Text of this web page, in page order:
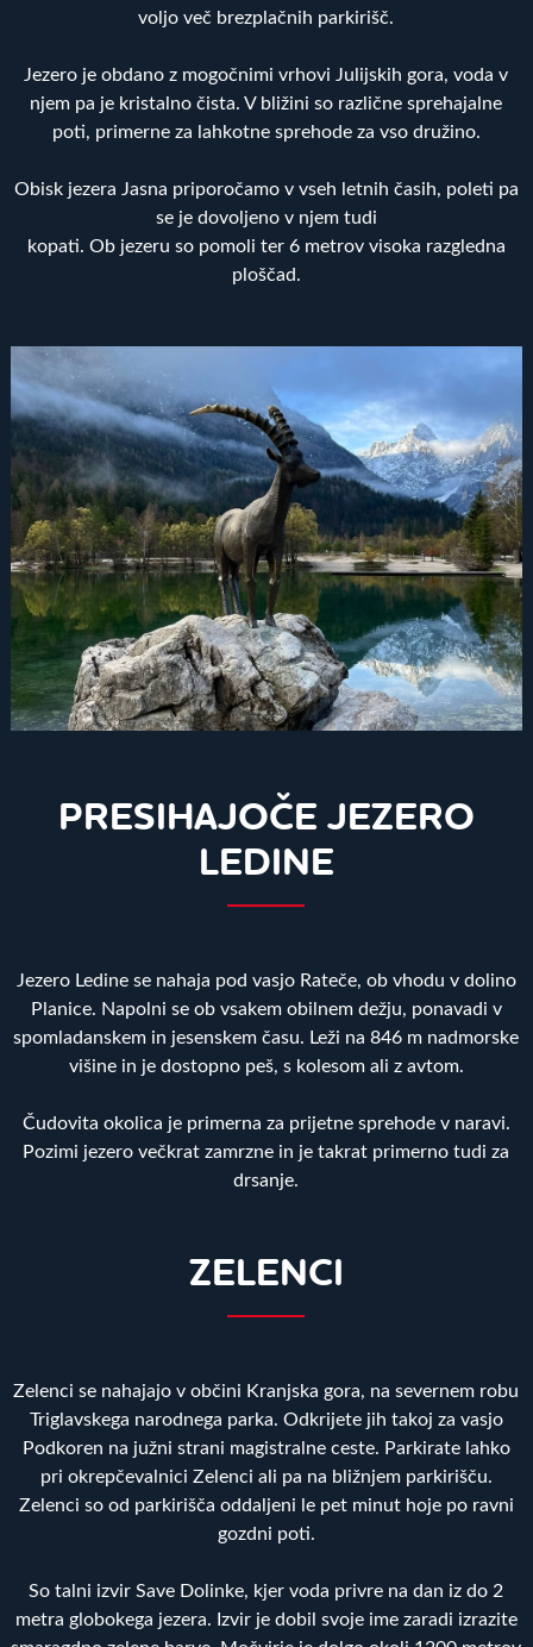
voljo več brezplačnih parkirišč.
Jezero je obdano z mogočnimi vrhovi Julijskih gora, voda v
njem pa je kristalno čista. V bližini so različne sprehajalne
poti, primerne za lahkotne sprehode za vso družino.
Obisk jezera Jasna priporočamo v vseh letnih časih, poleti pa
se je dovoljeno v njem tudi
kopati. Ob jezeru so pomoli ter 6 metrov visoka razgledna
ploščad.
PRESIHAJOČE JEZERO
LEDINE
Jezero Ledine se nahaja pod vasjo Rateče, ob vhodu v dolino
Planice. Napolni se ob vsakem obilnem dežju, ponavadi v
spomladanskem in jesenskem času. Leži na 846 m nadmorske
višine in je dostopno peš, s kolesom ali z avtom.
Čudovita okolica je primerna za prijetne sprehode v naravi.
Pozimi jezero večkrat zamrzne in je takrat primerno tudi za
drsanje.
ZELENCI
Zelenci se nahajajo v občini Kranjska gora, na severnem robu
Triglavskega narodnega parka. Odkrijete jih takoj za vasjo
Podkoren na južni strani magistralne ceste. Parkirate lahko
pri okrepčevalnici Zelenci ali pa na bližnjem parkirišču.
Zelenci so od parkirišča oddaljeni le pet minut hoje po ravni
gozdni poti.
So talni izvir Save Dolinke, kjer voda privre na dan iz do 2
metra globokega jezera. Izvir je dobil svoje ime zaradi izrazite